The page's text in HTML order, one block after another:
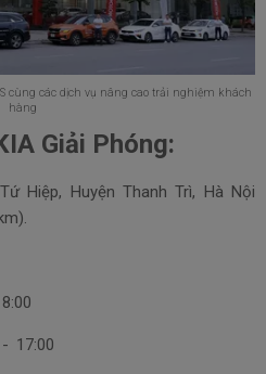
cùng các dịch vụ nâng cao trải nghiệm khách
hàng
Giải Phóng:
Hiệp, Huyện Thanh Trì, Hà Nội
17:00